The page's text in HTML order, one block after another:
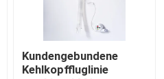
Kundengebundene
Kehlkopffluglinie